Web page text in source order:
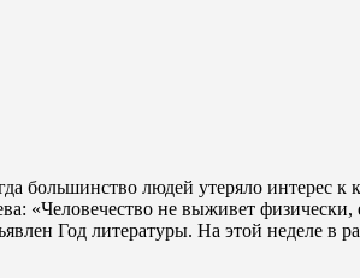
большинство людей утеряло интерес к
«Человечество не выживет физически,
Год литературы. На этой неделе в